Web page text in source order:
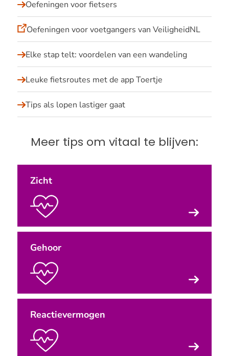
Oefeningen voor fietsers
Oefeningen voor voetgangers van VeiligheidNL
Elke stap telt: voordelen van een wandeling
Leuke fietsroutes met de app Toertje
Tips als lopen lastiger gaat
Meer tips om vitaal te blijven:
Zicht
Gehoor
Reactievermogen